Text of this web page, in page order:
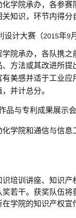
学院承办，各参
知识，环节内得分
设计大赛（2015年9
学院承办，各队携
方法或其改进所
美感并适于工业
并计总分。
品与专利成果展示
学院和通信与信
培训讲座、知识
若干。获奖队伍
学院的知识产权宣